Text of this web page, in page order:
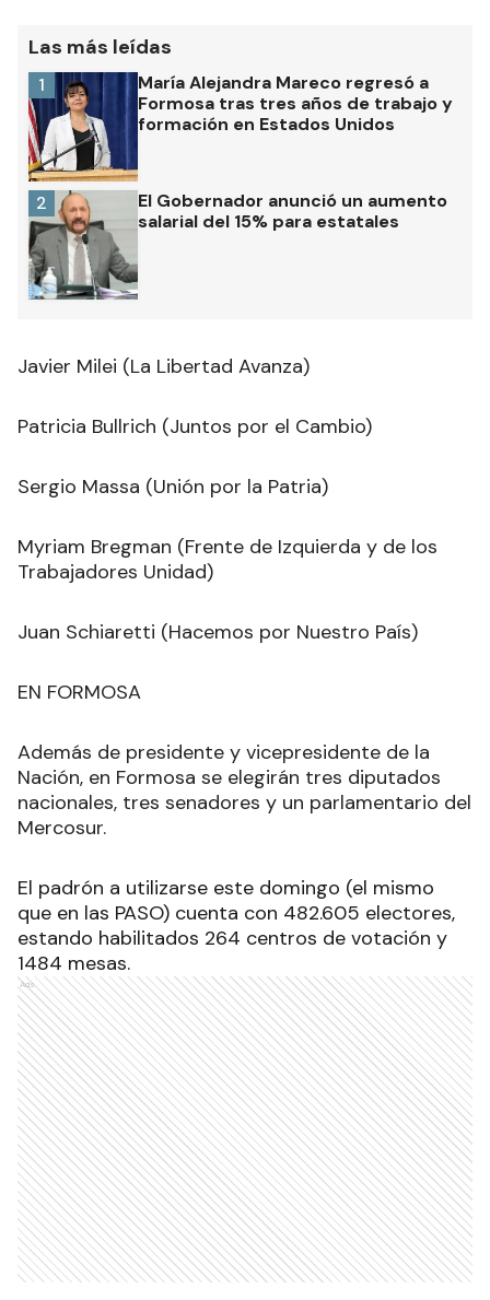
Las más leídas
María Alejandra Mareco regresó a
Formosa tras tres años de trabajo y
formación en Estados Unidos
1
El Gobernador anunció un aumento
salarial del 15% para estatales
2
Javier Milei (La Libertad Avanza)
Patricia Bullrich (Juntos por el Cambio)
Sergio Massa (Unión por la Patria)
Myriam Bregman (Frente de Izquierda y de los
Trabajadores Unidad)
Juan Schiaretti (Hacemos por Nuestro País)
EN FORMOSA
Además de presidente y vicepresidente de la
Nación, en Formosa se elegirán tres diputados
nacionales, tres senadores y un parlamentario del
Mercosur.
El padrón a utilizarse este domingo (el mismo
que en las PASO) cuenta con 482.605 electores,
estando habilitados 264 centros de votación y
1484 mesas.
Ads